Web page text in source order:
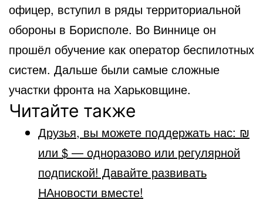
офицер, вступил в ряды территориальной
обороны в Борисполе. Во Виннице он
прошёл обучение как оператор беспилотных
систем. Дальше были самые сложные
участки фронта на Харьковщине.
Читайте также
Друзья, вы можете поддержать нас: ₪
или $ — одноразово или регулярной
подпиской! Давайте развивать
НАновости вместе!